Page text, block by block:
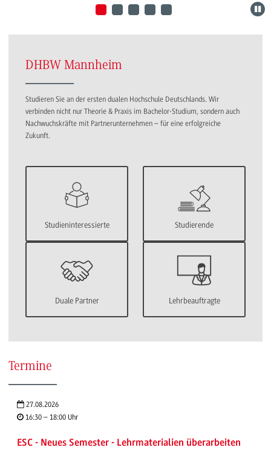
DHBW Mannheim
Studieren Sie an der ersten dualen Hochschule Deutschlands. Wir
verbinden nicht nur Theorie & Praxis im Bachelor-Studium, sondern auch
Nachwuchskräfte mit Partnerunternehmen – für eine erfolgreiche
Zukunft.
Studieninteressierte Studierende
Duale Partner Lehrbeauftragte
Termine
27.08.2026
16:30 – 18:00 Uhr
ESC - Neues Semester - Lehrmaterialien überarbeiten